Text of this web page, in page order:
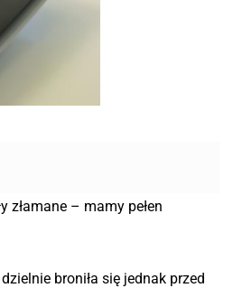
złamane – mamy pełen
broniła się jednak przed